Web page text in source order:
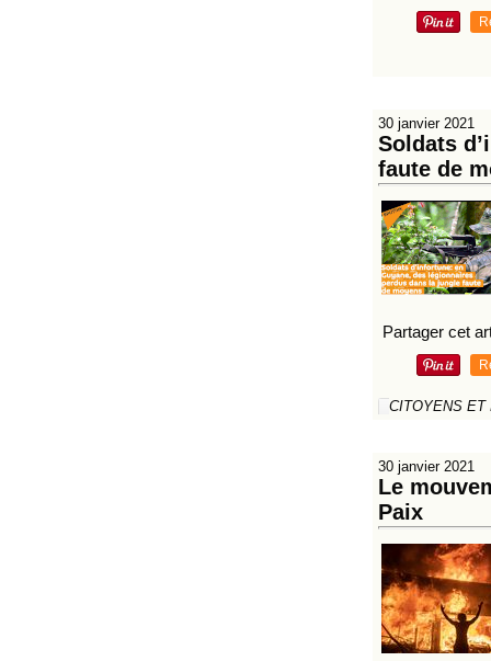
30 janvier 2021
Soldats
faute de
Partager cet
CITOYENS ET
30 janvier 2021
Le
Paix